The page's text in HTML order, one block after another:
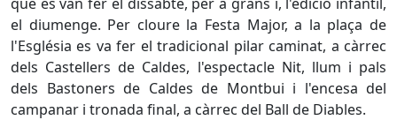
el diumenge. Per cloure la Festa Major, a la plaça de
l'Església es va fer el tradicional pilar caminat, a càrrec
dels Castellers de Caldes, l'espectacle Nit, llum i pals
dels Bastoners de Caldes de Montbui i l'encesa del
campanar i tronada final, a càrrec del Ball de Diables.